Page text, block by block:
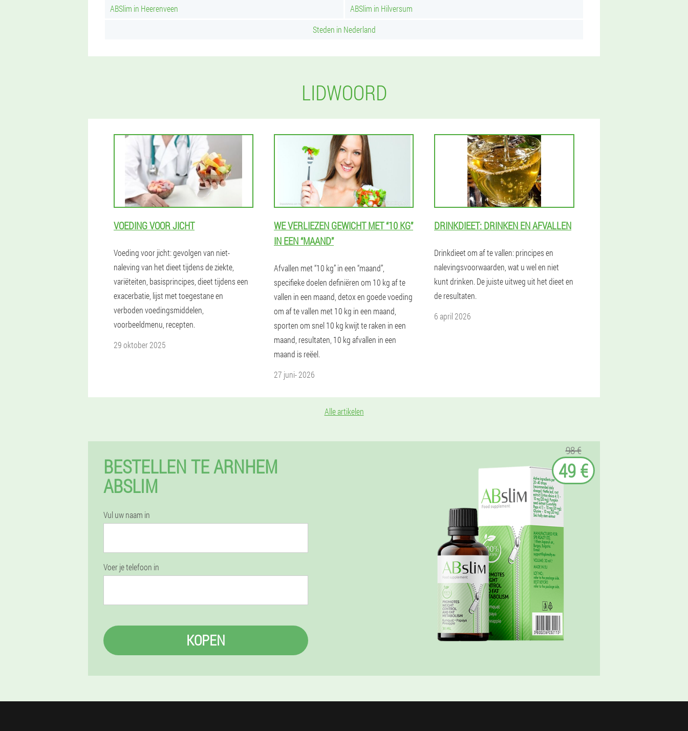
ABSlim in Heerenveen
ABSlim in Hilversum
Steden in Nederland
LIDWOORD
VOEDING VOOR JICHT
Voeding voor jicht: gevolgen van niet-
naleving van het dieet tijdens de ziekte,
variëteiten, basisprincipes, dieet tijdens een
exacerbatie, lijst met toegestane en
verboden voedingsmiddelen,
voorbeeldmenu, recepten.
29 oktober 2025
WE VERLIEZEN GEWICHT MET “10 KG”
IN EEN “MAAND”
Afvallen met “10 kg” in een “maand”,
specifieke doelen definiëren om 10 kg af te
vallen in een maand, detox en goede voeding
om af te vallen met 10 kg in een maand,
sporten om snel 10 kg kwijt te raken in een
maand, resultaten, 10 kg afvallen in een
maand is reëel.
27 juni- 2026
DRINKDIEET: DRINKEN EN AFVALLEN
Drinkdieet om af te vallen: principes en
nalevingsvoorwaarden, wat u wel en niet
kunt drinken. De juiste uitweg uit het dieet en
de resultaten.
6 april 2026
Alle artikelen
BESTELLEN TE ARNHEM
ABSLIM
Vul uw naam in
Voer je telefoon in
KOPEN
98 €
49 €